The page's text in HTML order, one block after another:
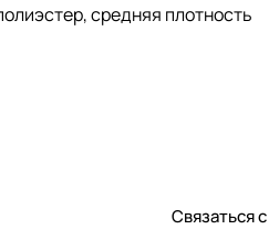
средняя плотность
Связаться